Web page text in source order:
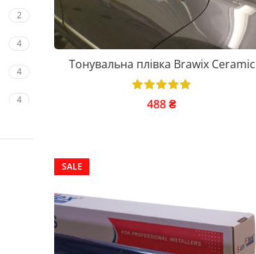
2
4
4
4
Тонувальна плівка Brawix Ceramic
488₴
SALE